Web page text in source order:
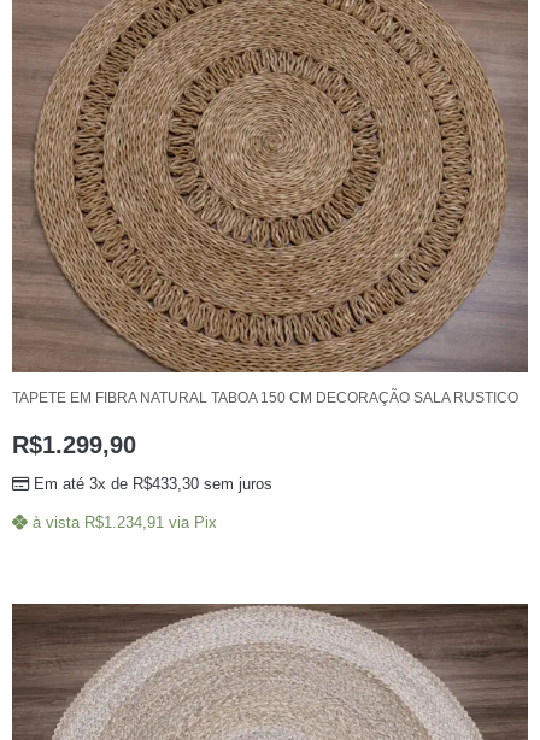
TAPETE EM FIBRA NATURAL TABOA 150 CM DECORAÇÃO SALA RUSTICO
R$1.299,90
Em até 3x de R$433,30 sem juros
à vista R$1.234,91 via Pix